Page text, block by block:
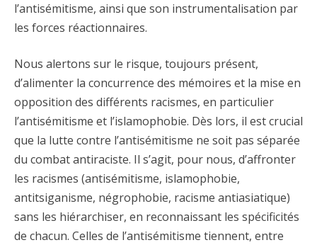
l’antisémitisme, ainsi que son instrumentalisation par
les forces réactionnaires.
Nous alertons sur le risque, toujours présent,
d’alimenter la concurrence des mémoires et la mise en
opposition des différents racismes, en particulier
l’antisémitisme et l’islamophobie. Dès lors, il est crucial
que la lutte contre l’antisémitisme ne soit pas séparée
du combat antiraciste. Il s’agit, pour nous, d’affronter
les racismes (antisémitisme, islamophobie,
antitsiganisme, négrophobie, racisme antiasiatique)
sans les hiérarchiser, en reconnaissant les spécificités
de chacun. Celles de l’antisémitisme tiennent, entre